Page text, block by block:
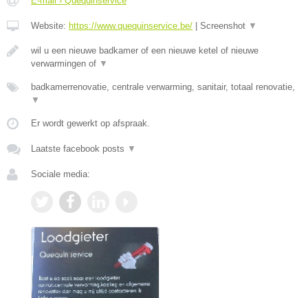
Website: https://www.quequinservice.be/ Screenshot ▼
wil u een nieuwe badkamer of een nieuwe ketel of nieuwe
verwarmingen of ▼
badkamerrenovatie, centrale verwarming, sanitair, totaal renovatie,
▼
Er wordt gewerkt op afspraak.
Laatste facebook posts ▼
Sociale media: